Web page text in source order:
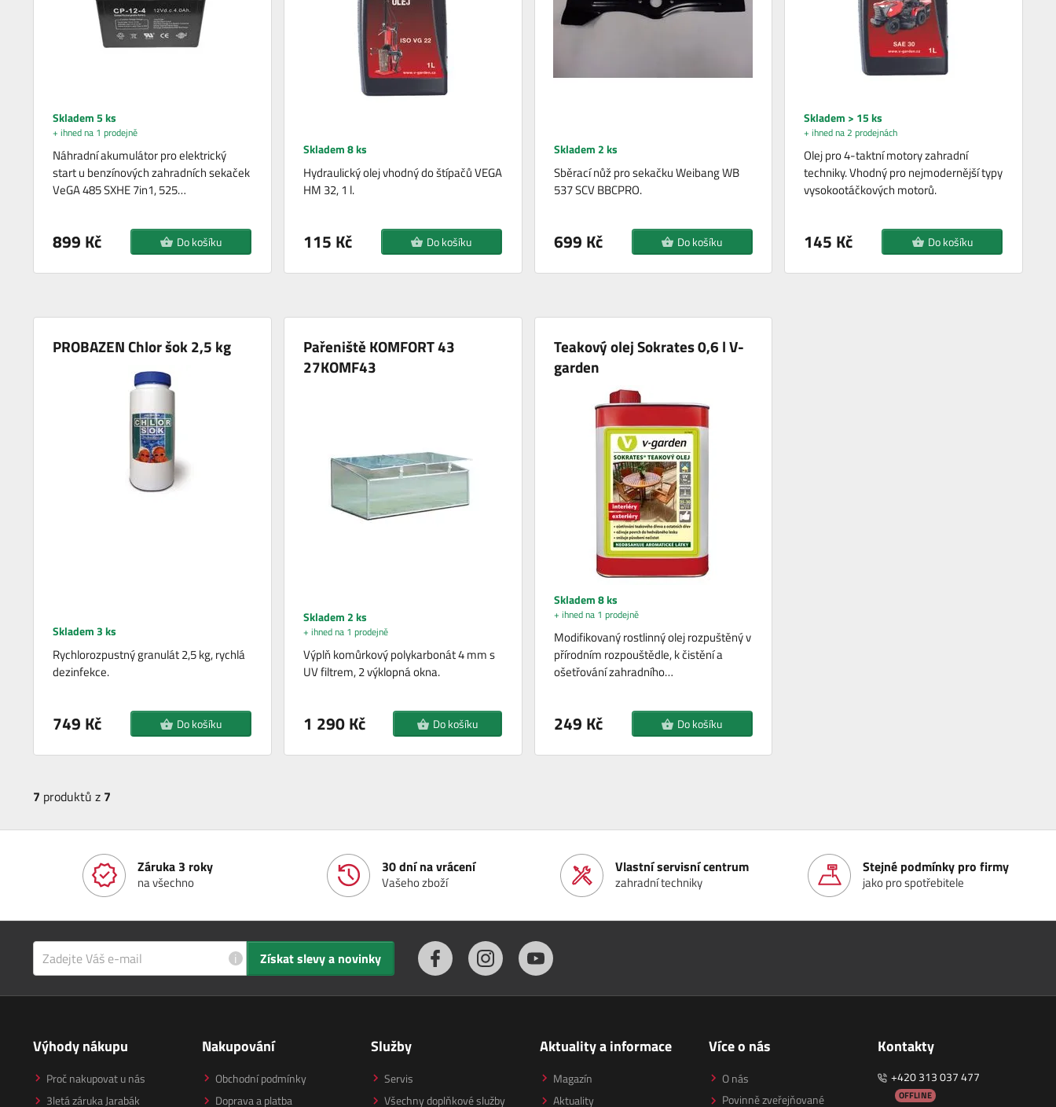
Skladem 5 ks
+ ihned na 1 prodejně
Náhradní akumulátor pro elektrický
start u benzínových zahradních sekaček
VeGA 485 SXHE 7in1, 525…
899 Kč Do košíku
Skladem 8 ks
Hydraulický olej vhodný do štípačů VEGA
HM 32, 1 l.
115 Kč Do košíku
Skladem 2 ks
Sběrací nůž pro sekačku Weibang WB
537 SCV BBCPRO.
699 Kč Do košíku
Skladem > 15 ks
+ ihned na 2 prodejnách
Olej pro 4-taktní motory zahradní
techniky. Vhodný pro nejmodernější typy
vysokootáčkových motorů.
145 Kč Do košíku
PROBAZEN Chlor šok 2,5 kg
Skladem 3 ks
Rychlorozpustný granulát 2,5 kg, rychlá
dezinfekce.
749 Kč Do košíku
Pařeniště KOMFORT 43
27KOMF43
Skladem 2 ks
+ ihned na 1 prodejně
Výplň komůrkový polykarbonát 4 mm s
UV filtrem, 2 výklopná okna.
1 290 Kč Do košíku
Teakový olej Sokrates 0,6 l V-
garden
Skladem 8 ks
+ ihned na 1 prodejně
Modifikovaný rostlinný olej rozpuštěný v
přírodním rozpouštědle, k čistění a
ošetřování zahradního…
249 Kč Do košíku
7 produktů z 7
Záruka 3 roky
na všechno
30 dní na vrácení
Vašeho zboží
Vlastní servisní centrum
zahradní techniky
Stejné podmínky pro firmy
jako pro spotřebitele
i Získat slevy a novinky
Výhody nákupu
Proč nakupovat u nás
3letá záruka Jarabák
Nakupování
Obchodní podmínky
Doprava a platba
Služby
Servis
Všechny doplňkové služby
Aktuality a informace
Magazín
Aktuality
Více o nás
O nás
Povinně zveřejňované
Kontakty
+420 313 037 477
OFFLINE